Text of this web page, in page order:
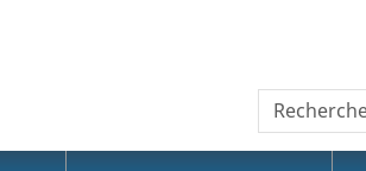
Rechercher